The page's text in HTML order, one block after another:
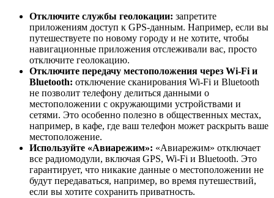
Отключите службы геолокации: запретите
приложениям доступ к GPS-данным. Например, если вы
путешествуете по новому городу и не хотите, чтобы
навигационные приложения отслеживали вас, просто
отключите геолокацию.
Отключите передачу местоположения через Wi-Fi и
Bluetooth: отключение сканирования Wi-Fi и Bluetooth
не позволит телефону делиться данными о
местоположении с окружающими устройствами и
сетями. Это особенно полезно в общественных местах,
например, в кафе, где ваш телефон может раскрыть ваше
местоположение.
Используйте «Авиарежим»: «Авиарежим» отключает
все радиомодули, включая GPS, Wi-Fi и Bluetooth. Это
гарантирует, что никакие данные о местоположении не
будут передаваться, например, во время путешествий,
если вы хотите сохранить приватность.